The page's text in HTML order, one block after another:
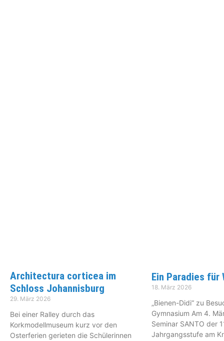
Architectura corticea im
Schloss Johannisburg
29. März 2026
Bei einer Ralley durch das
Korkmodellmuseum kurz vor den
Osterferien gerieten die Schülerinnen
Ein Paradies für
18. März 2026
„Bienen-Didi“ zu
Gymnasium Am 4.
Seminar SANTO der
Jahrgangsstufe am